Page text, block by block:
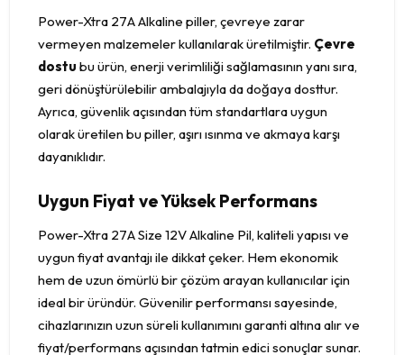
Power-Xtra 27A Alkaline piller, çevreye zarar
vermeyen malzemeler kullanılarak üretilmiştir. Çevre
dostu bu ürün, enerji verimliliği sağlamasının yanı sıra,
geri dönüştürülebilir ambalajıyla da doğaya dosttur.
Ayrıca, güvenlik açısından tüm standartlara uygun
olarak üretilen bu piller, aşırı ısınma ve akmaya karşı
dayanıklıdır.
Uygun Fiyat ve Yüksek Performans
Power-Xtra 27A Size 12V Alkaline Pil, kaliteli yapısı ve
uygun fiyat avantajı ile dikkat çeker. Hem ekonomik
hem de uzun ömürlü bir çözüm arayan kullanıcılar için
ideal bir üründür. Güvenilir performansı sayesinde,
cihazlarınızın uzun süreli kullanımını garanti altına alır ve
fiyat/performans açısından tatmin edici sonuçlar sunar.